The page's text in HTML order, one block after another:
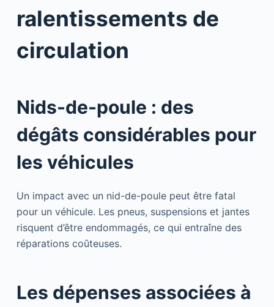
ralentissements de
circulation
Nids-de-poule : des
dégâts considérables pour
les véhicules
Un impact avec un nid-de-poule peut être fatal
pour un véhicule. Les pneus, suspensions et jantes
risquent d’être endommagés, ce qui entraîne des
réparations coûteuses.
Les dépenses associées à